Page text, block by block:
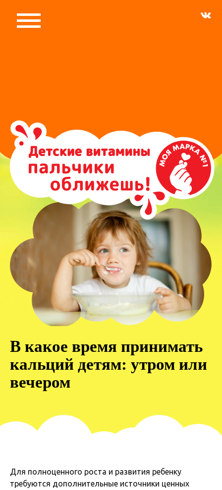
В какое время принимать
кальций детям: утром или
вечером
Для полноценного роста и развития ребенку
требуются дополнительные источники ценных